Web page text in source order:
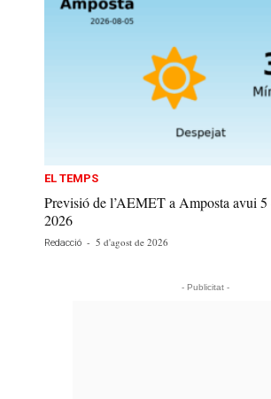
EL TEMPS
Previsió de l’AEMET a Amposta avui
2026
Redacció - 5 d'agost de 2026
- Publicitat -